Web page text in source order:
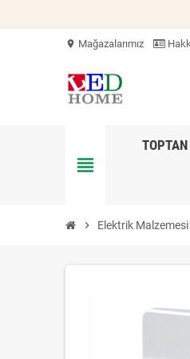
location_on Mağazalarımız
view_headline
chevron_right Elektrik Malzemesi